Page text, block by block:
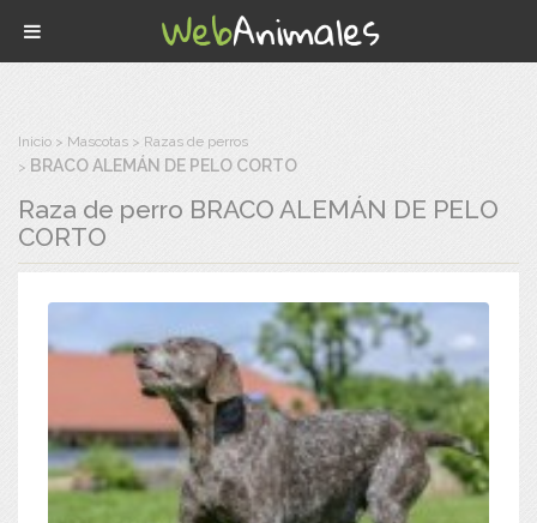
Inicio Mascotas Razas de perros
BRACO ALEMÁN DE PELO CORTO
Raza de perro BRACO ALEMÁN DE PELO
CORTO